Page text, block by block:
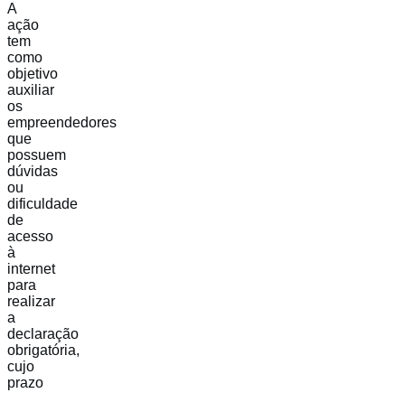
A
ação
tem
como
objetivo
auxiliar
os
empreendedores
que
possuem
dúvidas
ou
dificuldade
de
acesso
à
internet
para
realizar
a
declaração
obrigatória,
cujo
prazo